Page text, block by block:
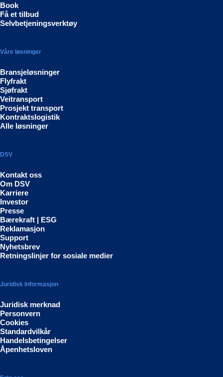
Book
Få et tilbud
Selvbetjeningsverktøy
Våre løsninger
Bransjeløsninger
Flyfrakt
Sjøfrakt
Veitransport
Prosjekt transport
Kontraktslogistik
Alle løsninger
DSV
Kontakt oss
Om DSV
Karriere
Investor
Presse
Bærekraft | ESG
Reklamasjon
Support
Nyhetsbrev
Retningslinjer for sosiale medier
Juridisk informasjon
Juridisk merknad
Personvern
Cookies
Standardvilkår
Handelsbetingelser
Åpenhetsloven